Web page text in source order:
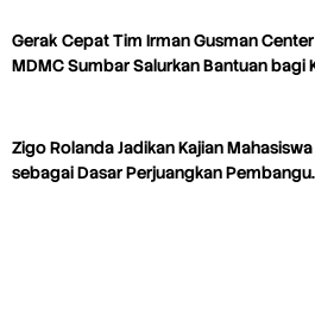
Gerak Cepat Tim Irman Gusman
MDMC Sumbar Salurkan Bantuan bagi
Zigo Rolanda Jadikan Kajian Mahasiswa
sebagai Dasar Perjuangkan